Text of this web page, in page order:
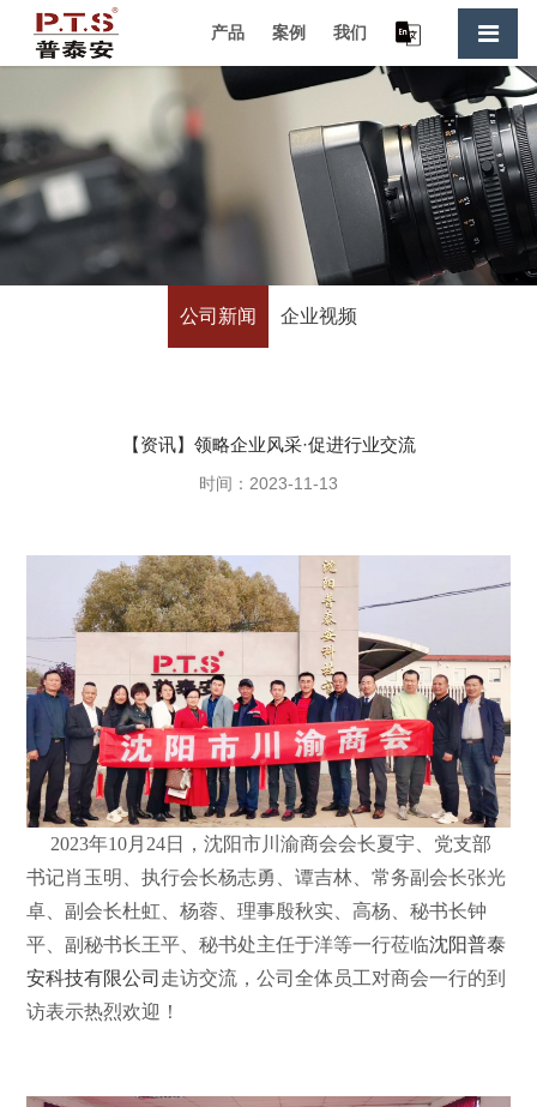
产品 案例 我们
公司新闻 企业视频
【资讯】领略企业风采·促进行业交流
时间：2023-11-13
2023年10月24日，沈阳市川渝商会会长夏宇、党支部
书记肖玉明、执行会长杨志勇、谭吉林、常务副会长张光
卓、副会长杜虹、杨蓉、理事殷秋实、高杨、秘书长钟
平、副秘书长王平、秘书处主任于洋等一行莅临沈阳普泰
安科技有限公司 走访交流，公司全体员工对商会一行的到
访表示热烈欢迎！